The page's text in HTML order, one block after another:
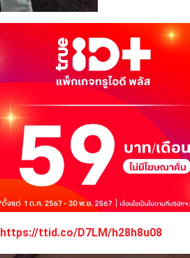
https://ttid.co/D7LM/h28h8u08